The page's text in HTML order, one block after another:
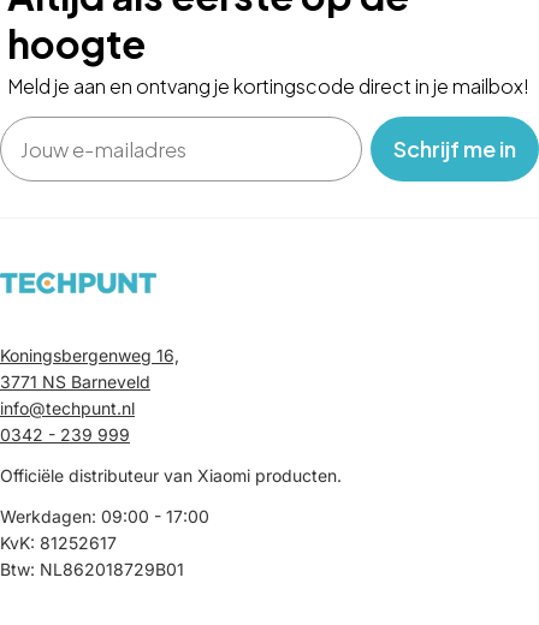
hoogte
Meld je aan en ontvang je kortingscode direct in je mailbox!
Email
‎ ‎ ‎ Schrijf me in‎ ‎ ‎ ‎
Koningsbergenweg 16,
3771 NS Barneveld
info@techpunt.nl
0342 - 239 999
Officiële distributeur van Xiaomi producten.
Werkdagen: 09:00 - 17:00
KvK: 81252617
Btw: NL862018729B01